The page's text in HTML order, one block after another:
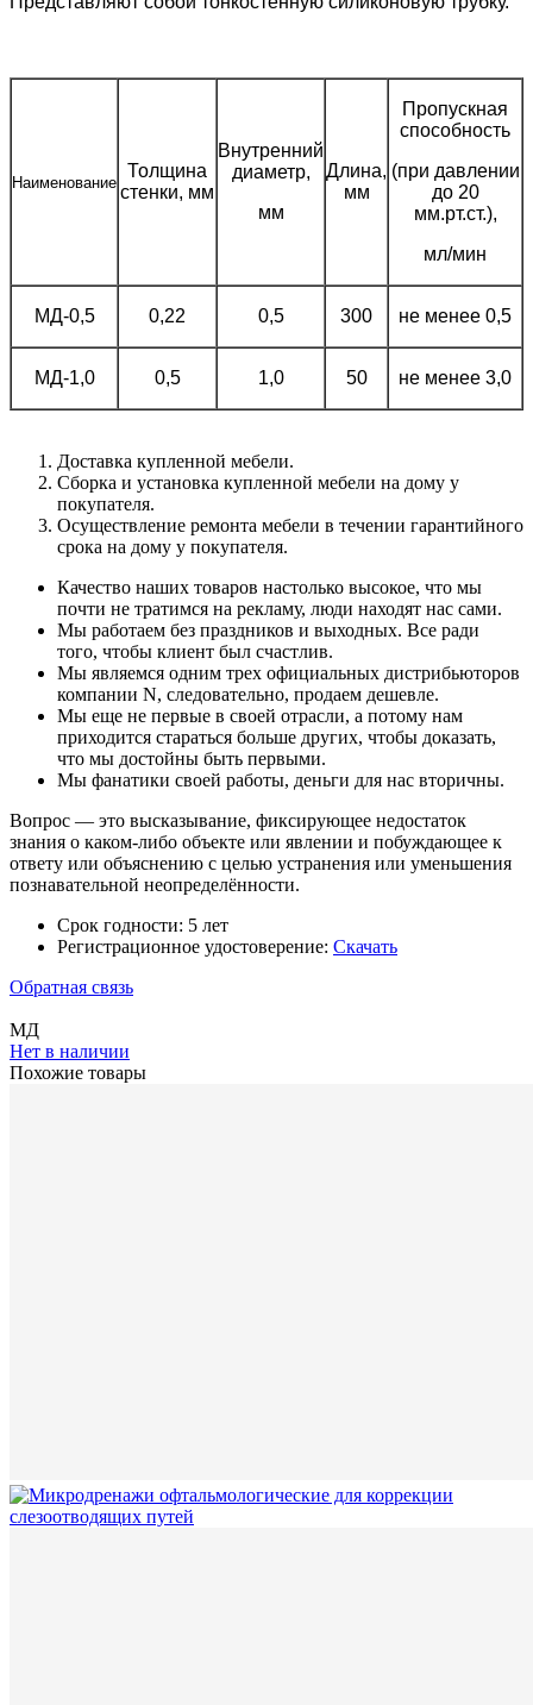
Наименование
Толщина
стенки, мм
Внутренний
диаметр,
мм
Длина,
мм
Пропускная
способность
(при давлении
до 20
мм.рт.ст.),
мл/мин
МД-0,5 0,22 0,5 300 не менее 0,5
МД-1,0 0,5 1,0 50 не менее 3,0
Доставка купленной мебели.
Сборка и установка купленной мебели на дому у
покупателя.
Осуществление ремонта мебели в течении гарантийного
срока на дому у покупателя.
Качество наших товаров настолько высокое, что мы
почти не тратимся на рекламу, люди находят нас сами.
Мы работаем без праздников и выходных. Все ради
того, чтобы клиент был счастлив.
Мы являемся одним трех официальных дистрибьюторов
компании N, следовательно, продаем дешевле.
Мы еще не первые в своей отрасли, а потому нам
приходится стараться больше других, чтобы доказать,
что мы достойны быть первыми.
Мы фанатики своей работы, деньги для нас вторичны.
Вопрос — это высказывание, фиксирующее недостаток
знания о каком-либо объекте или явлении и побуждающее к
ответу или объяснению с целью устранения или уменьшения
познавательной неопределённости.
Срок годности: 5 лет
Регистрационное удостоверение: Скачать
Обратная связь
МД
Нет в наличии
Похожие товары